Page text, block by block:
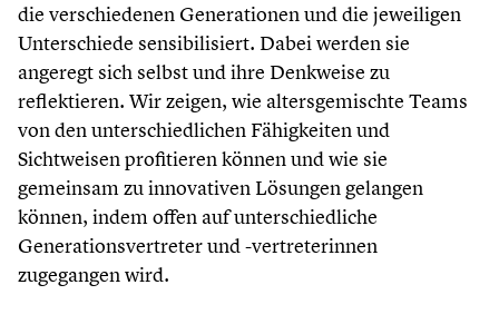
die verschiedenen Generationen und die jeweiligen
Unterschiede sensibilisiert. Dabei werden sie
angeregt sich selbst und ihre Denkweise zu
reflektieren. Wir zeigen, wie altersgemischte Teams
von den unterschiedlichen Fähigkeiten und
Sichtweisen profitieren können und wie sie
gemeinsam zu innovativen Lösungen gelangen
können, indem offen auf unterschiedliche
Generationsvertreter und -vertreterinnen
zugegangen wird.